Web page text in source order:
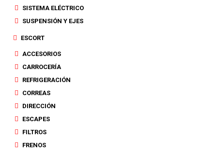
SISTEMA ELÉCTRICO
SUSPENSIÓN Y EJES
ESCORT
ACCESORIOS
CARROCERÍA
REFRIGERACIÓN
CORREAS
DIRECCIÓN
ESCAPES
FILTROS
FRENOS